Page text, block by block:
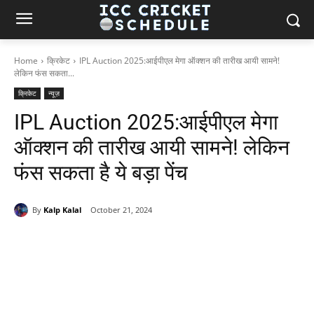
Home क्रिकेट
IPL Auction 2025:आईपीएल मेगा ऑक्शन की तारीख आयी सामने!
लेकिन फंस सकता...
क्रिकेट न्यूज़
IPL Auction 2025:आईपीएल मेगा
ऑक्शन की तारीख आयी सामने! लेकिन
फंस सकता है ये बड़ा पेंच
By Kalp Kalal October 21, 2024